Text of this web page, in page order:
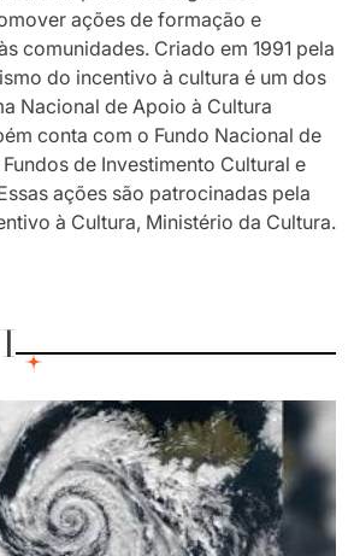
ações de formação e
comunidades. Criado em 1991 pela
do incentivo à cultura é um dos
Nacional de Apoio à Cultura
conta com o Fundo Nacional de
de Investimento Cultural e
ações são patrocinadas pela
à Cultura, Ministério da Cultura.